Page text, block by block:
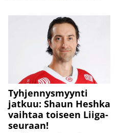
Tyhjennysmyynti
jatkuu: Shaun Heshka
vaihtaa toiseen Liiga-
seuraan!